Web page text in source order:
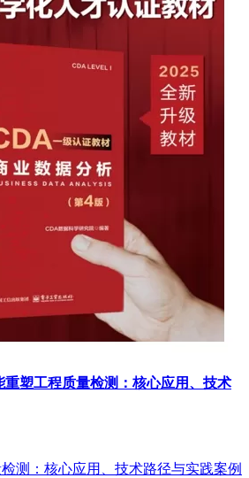
重塑工程质量检测：核心应用、技术
测：核心应用、技术路径与实践案例